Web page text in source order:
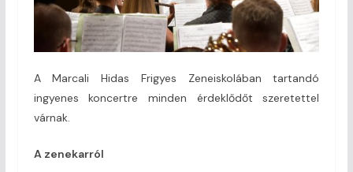
A Marcali Hidas Frigyes Zeneiskolában tartandó
ingyenes koncertre minden érdeklődőt szeretettel
várnak.
A zenekarról